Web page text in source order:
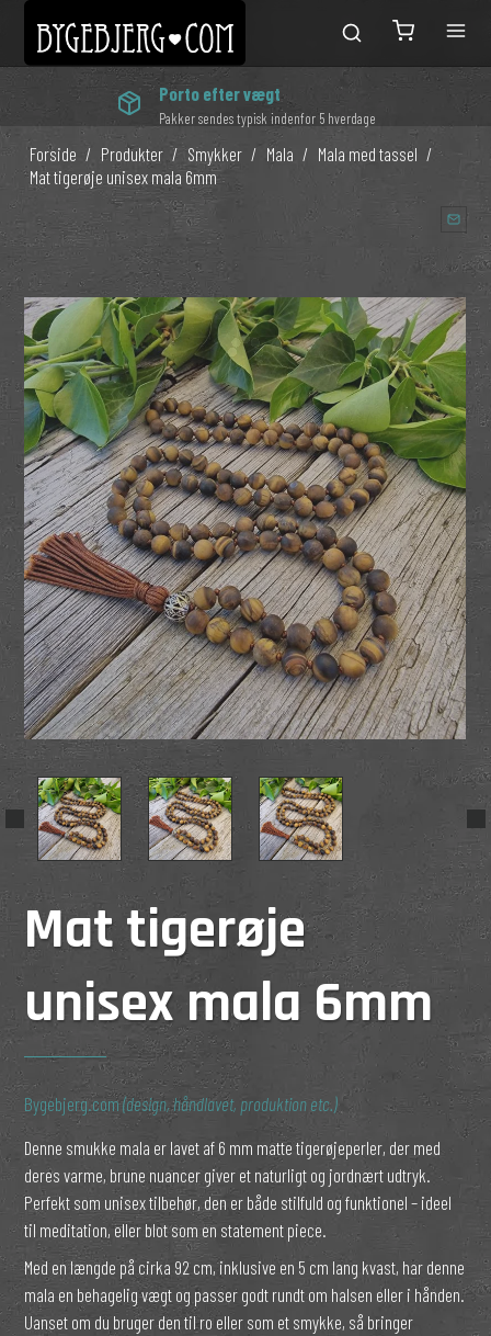
Porto efter vægt
Pakker sendes typisk indenfor 5 hverdage
Forside / Produkter / Smykker / Mala / Mala med tassel /
Mat tigerøje unisex mala 6mm
Mat tigerøje
unisex mala 6mm
Bygebjerg.com(design, håndlavet, produktion etc.)
Denne smukke mala er lavet af 6 mm matte tigerøjeperler, der med
deres varme, brune nuancer giver et naturligt og jordnært udtryk.
Perfekt som unisex tilbehør, den er både stilfuld og funktionel – ideel
til meditation, eller blot som en statement piece.
Med en længde på cirka 92 cm, inklusive en 5 cm lang kvast, har denne
mala en behagelig vægt og passer godt rundt om halsen eller i hånden.
Uanset om du bruger den til ro eller som et smykke, så bringer